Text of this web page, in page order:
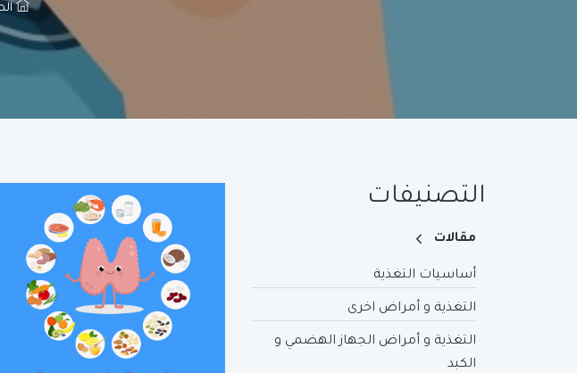
التصنيفات
مقالات
أساسيات التغذية
التغذية و أمراض اخرى
التغذية و أمراض الجهاز الهضمي و
الكبد